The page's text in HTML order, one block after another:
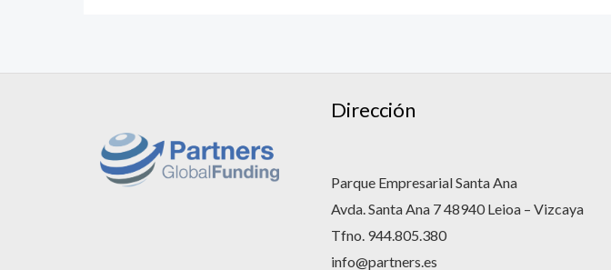
Dirección
Parque Empresarial Santa Ana
Avda. Santa Ana 7 48940 Leioa – Vizcaya
Tfno. 944.805.380
info@partners.es